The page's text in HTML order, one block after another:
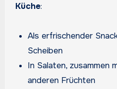
Küche:
Als erfrischender
Scheiben
In Salaten, zusammen
anderen Früchten